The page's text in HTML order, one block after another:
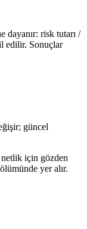
dayanır: risk tutarı /
edilir. Sonuçlar
güncel
netlik için gözden
yer alır.